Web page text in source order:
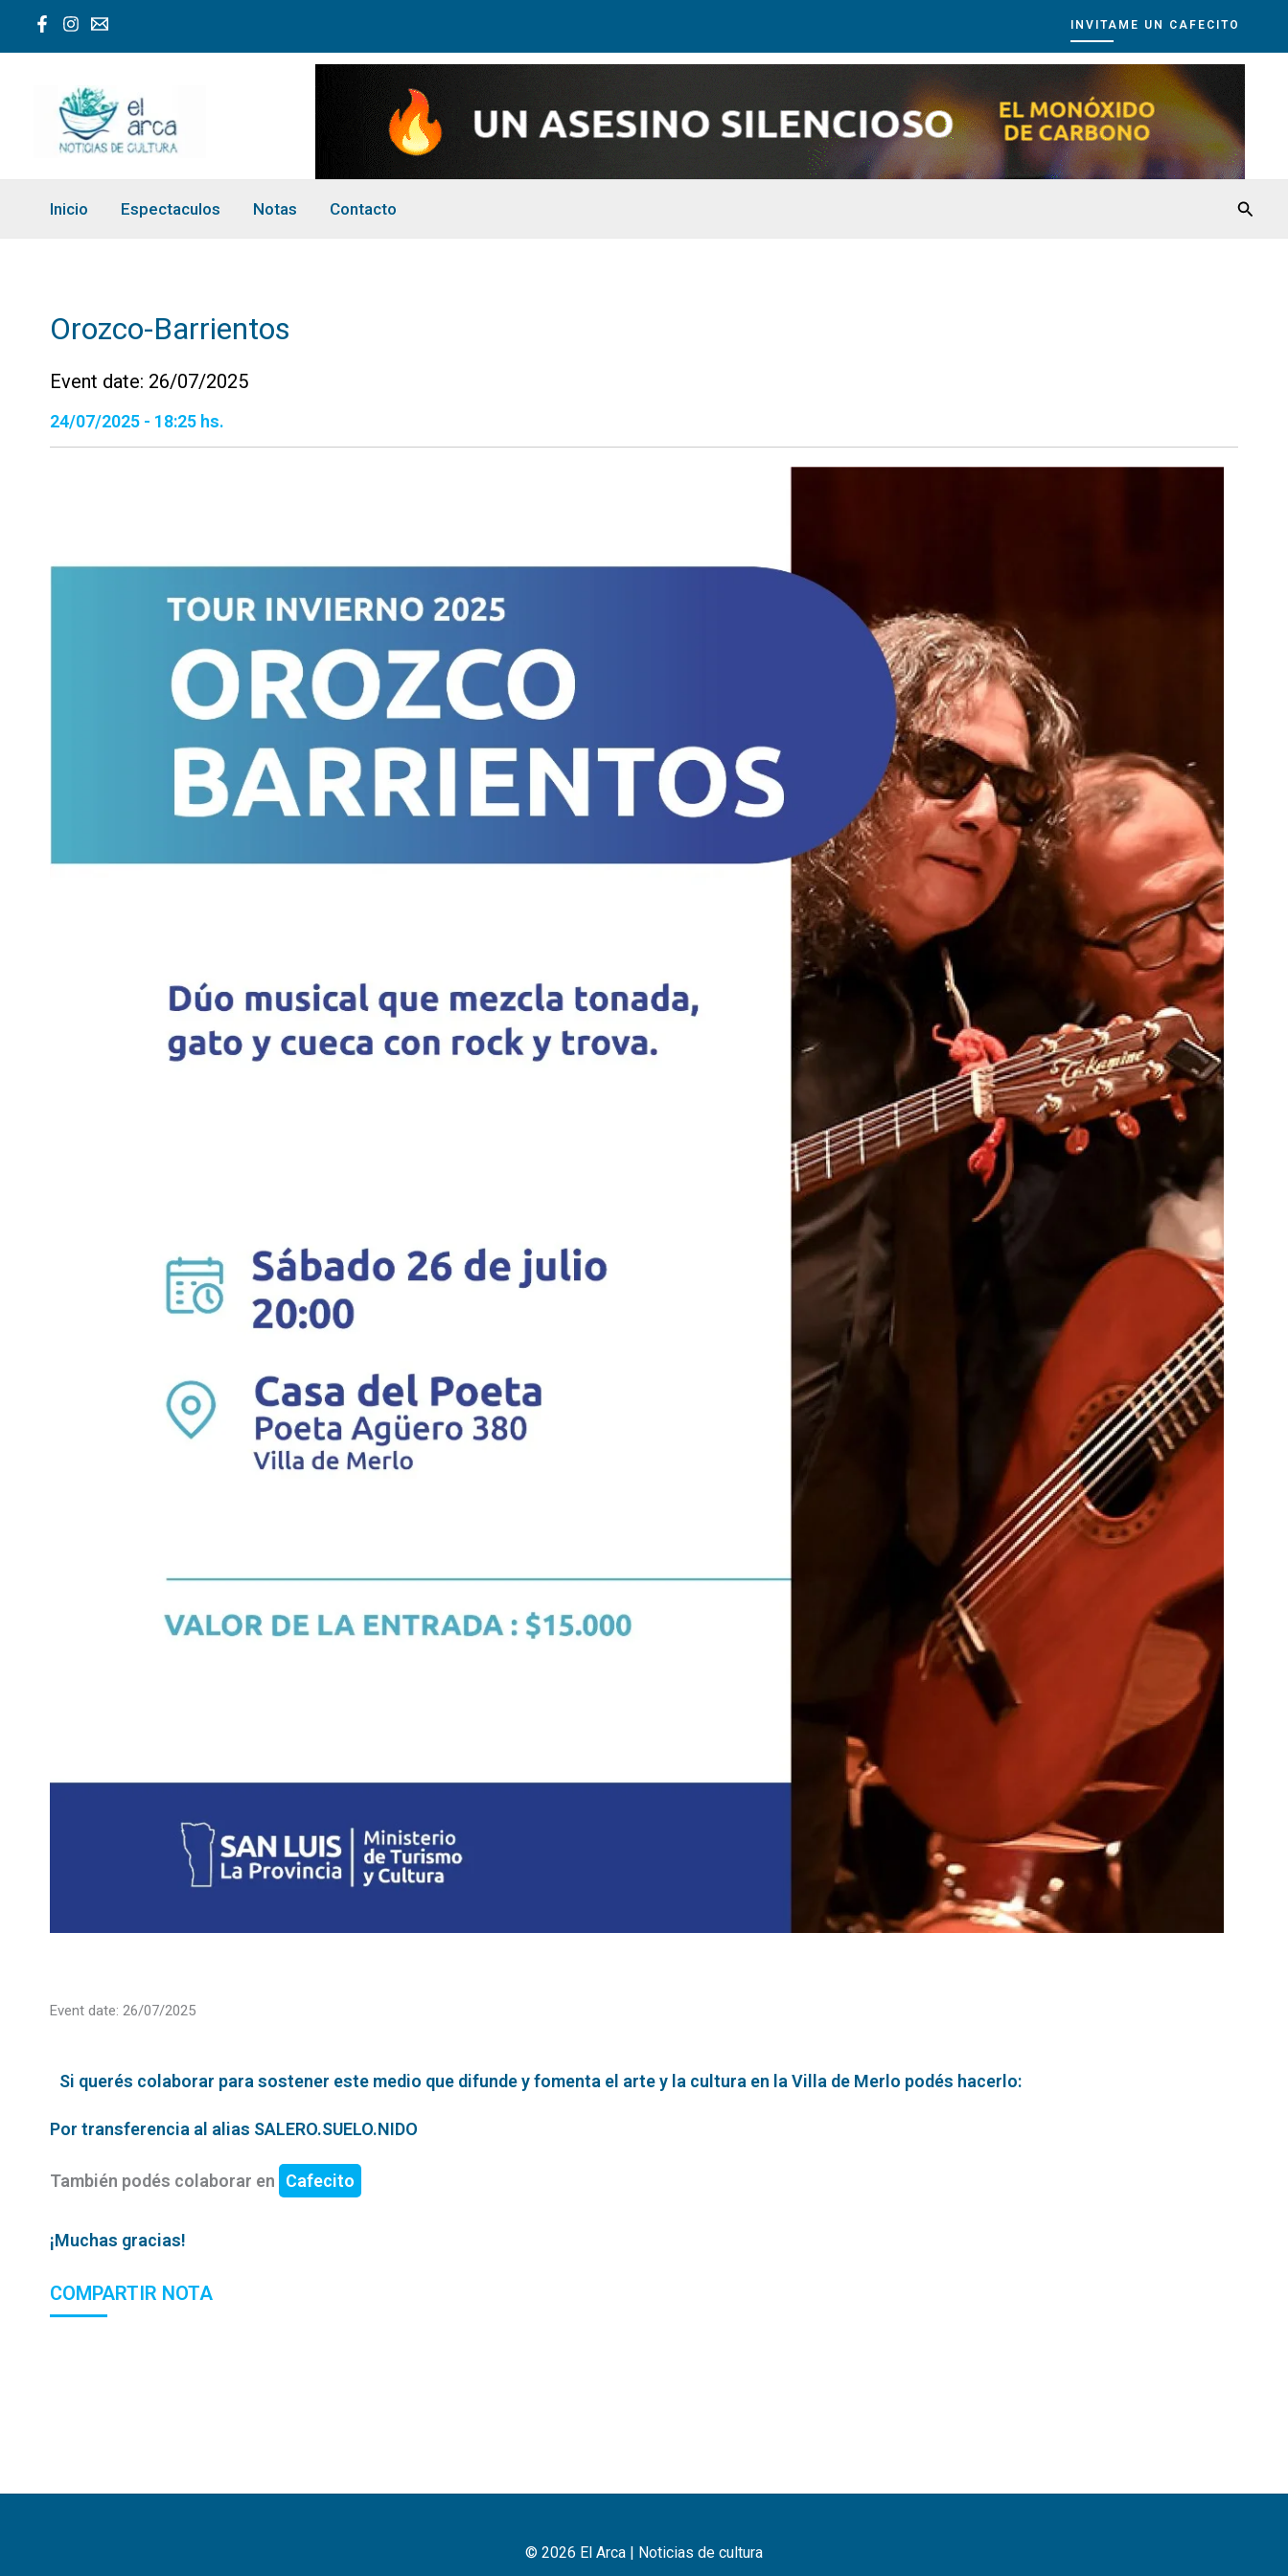
INVITAME UN CAFECITO
Inicio Espectaculos Notas Contacto
Orozco-Barrientos
Event date: 26/07/2025
24/07/2025 - 18:25 hs.
Event date: 26/07/2025
Si querés colaborar para sostener este medio que difunde y fomenta el arte y la cultura en la Villa de Merlo podés hacerlo:
Por transferencia al alias SALERO.SUELO.NIDO
También podés colaborar en Cafecito
¡Muchas gracias!
COMPARTIR NOTA
© 2026 El Arca | Noticias de cultura